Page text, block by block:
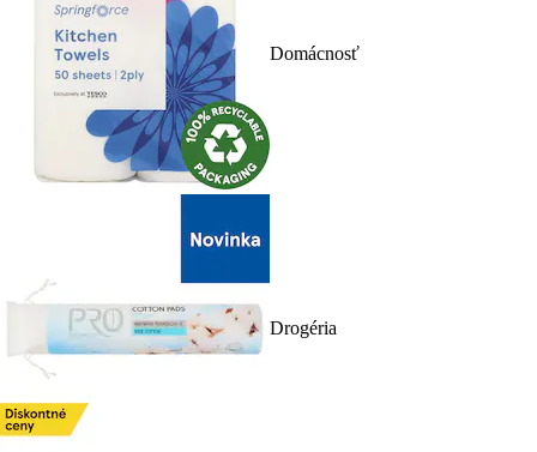
Domácnosť
Drogéria